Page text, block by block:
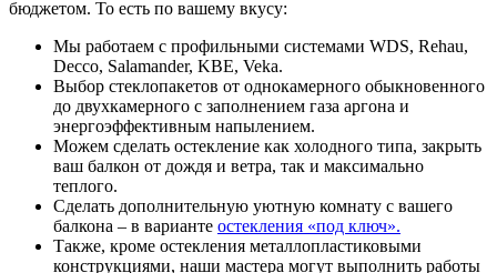
бюджетом. То есть по вашему вкусу:
Мы работаем с профильными системами WDS, Rehau,
Decco, Salamander, KBE, Veka.
Выбор стеклопакетов от однокамерного обыкновенного
до двухкамерного с заполнением газа аргона и
энергоэффективным напылением.
Можем сделать остекление как холодного типа, закрыть
ваш балкон от дождя и ветра, так и максимально
теплого.
Сделать дополнительную уютную комнату с вашего
балкона – в варианте остекления «под ключ».
Также, кроме остекления металлопластиковыми
конструкциями, наши мастера могут выполнить работы